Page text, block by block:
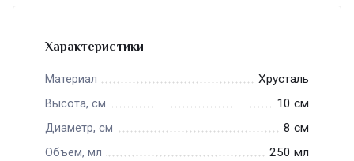
Характеристики
Материал Хрусталь
Высота, см 10 см
Диаметр, см 8 см
Объем, мл 250 мл